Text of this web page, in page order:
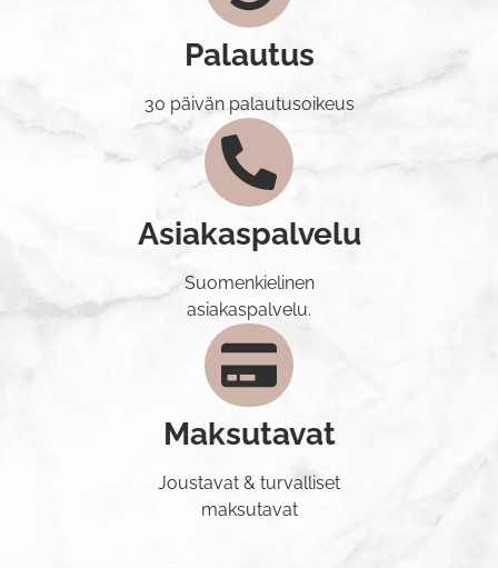
Palautus
30 päivän palautusoikeus
Asiakaspalvelu
Suomenkielinen
asiakaspalvelu.
Maksutavat
Joustavat & turvalliset
maksutavat